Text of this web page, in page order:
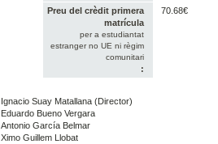
Preu del crèdit primera
matrícula
per a estudiantat
estranger no UE ni règim
comunitari
:
70.68€
Ignacio Suay Matallana (Director)
Eduardo Bueno Vergara
Antonio García Belmar
Ximo Guillem Llobat